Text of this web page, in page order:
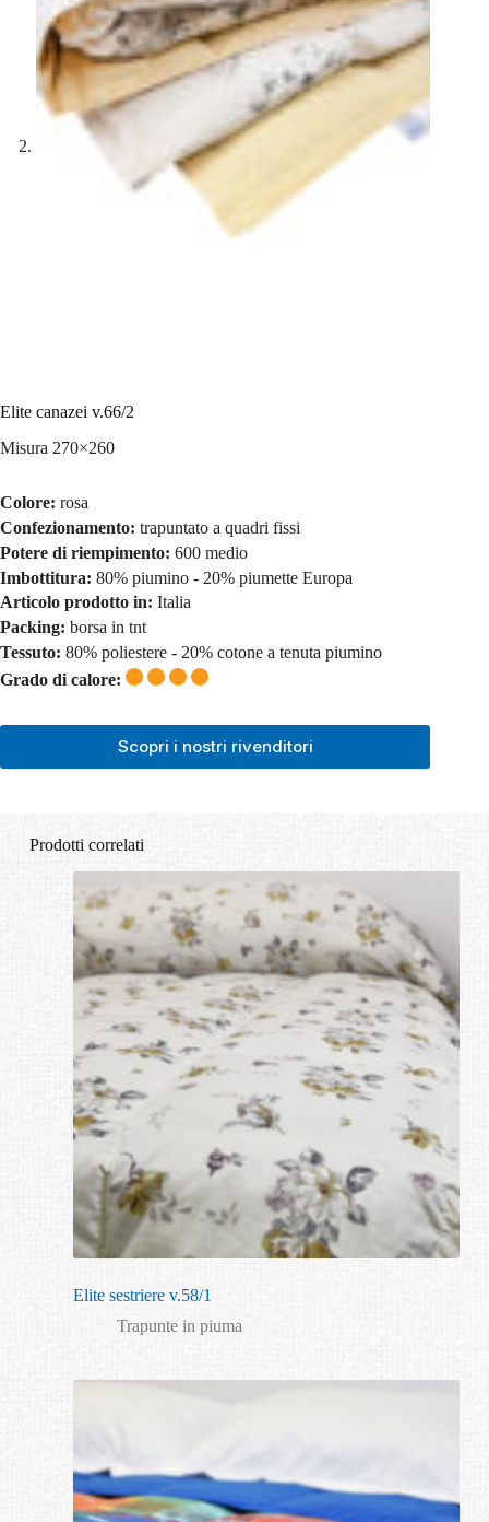
Elite canazei v.66/2
Misura 270×260
Colore: rosa
Confezionamento: trapuntato a quadri fissi
Potere di riempimento: 600 medio
Imbottitura: 80% piumino - 20% piumette Europa
Articolo prodotto in: Italia
Packing: borsa in tnt
Tessuto: 80% poliestere - 20% cotone a tenuta piumino
Grado di calore:
Scopri i nostri rivenditori
Prodotti correlati
Elite sestriere v.58/1
Trapunte in piuma